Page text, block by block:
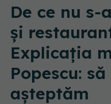
De ce nu s-
și
Explicația
Popescu:
așteptăm